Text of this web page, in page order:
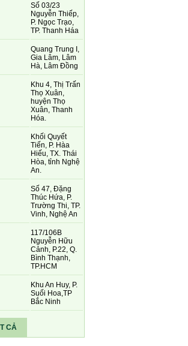
Số 03/23
Nguyễn Thiếp,
P. Ngọc Trạo,
TP. Thanh Háa
Quang Trung I,
Gia Lâm, Lâm
Hà, Lâm Đồng
Khu 4, Thị Trấn
Thọ Xuân,
huyện Thọ
Xuân, Thanh
Hóa.
Khối Quyết
Tiến, P. Hàa
Hiếu, TX. Thái
Hòa, tỉnh Nghệ
An.
Số 47, Đặng
Thúc Hứa, P.
Trường Thi, TP.
Vinh, Nghệ An
117/106B
Nguyễn Hữu
Cảnh, P.22, Q.
Bình Thạnh,
TP.HCM
Khu An Huy, P.
Suối Hoa,TP
Bắc Ninh
CẢ